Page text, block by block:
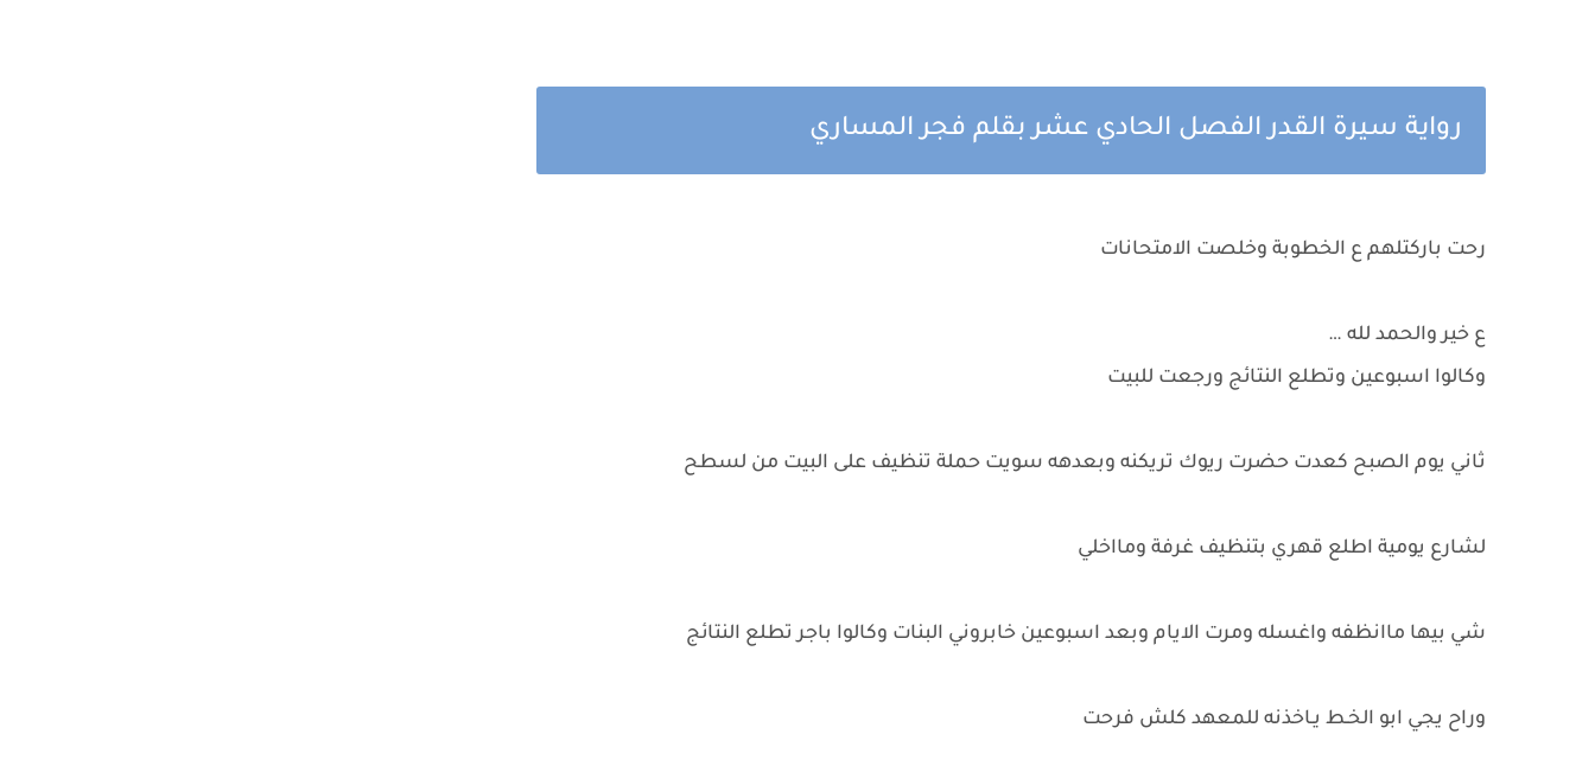
رواية سيرة القدر الفصل الحادي عشر بقلم فجر المساري
رحت باركتلهم ع الخطوبة وخلصت الامتحانات
ع خير والحمد لله …
وكالوا اسبوعين وتطلع النتائج ورجعت للبيت
ثاني يوم الصبح كعدت حضرت ريوك تريكنه وبعدهه سويت حملة تنظيف على البيت من لسطح
لشارع يومية اطلع قهري بتنظيف غرفة ومااخلي
شي بيها ماانظفه واغسله ومرت الايام وبعد اسبوعين خابروني البنات وكالوا باجر تطلع النتائج
وراح يجي ابو الخـط يـاخذنه للمعهد كلش فرحت